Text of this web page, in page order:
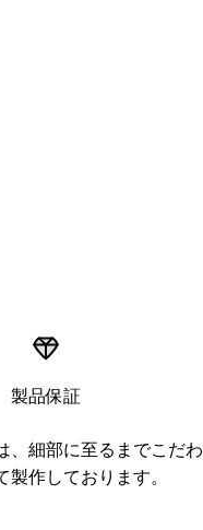
製品保証
、細部に至るまでこだわ
製作しております。